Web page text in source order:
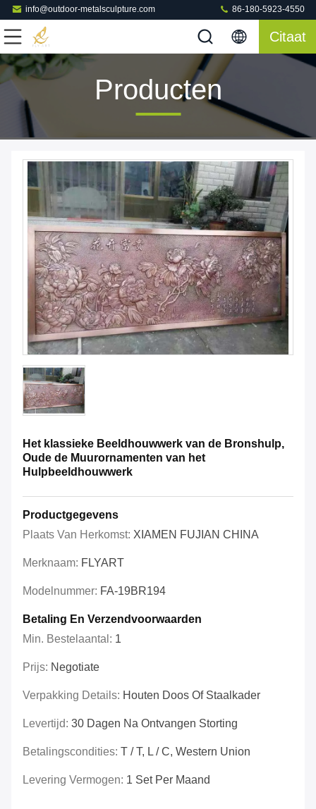
info@outdoor-metalsculpture.com 86-180-5923-4550
Citaat
Producten
Het klassieke Beeldhouwwerk van de Bronshulp,
Oude de Muurornamenten van het
Hulpbeeldhouwwerk
Productgegevens
Plaats Van Herkomst: XIAMEN FUJIAN CHINA
Merknaam: FLYART
Modelnummer: FA-19BR194
Betaling En Verzendvoorwaarden
Min. Bestelaantal: 1
Prijs: Negotiate
Verpakking Details: Houten Doos Of Staalkader
Levertijd: 30 Dagen Na Ontvangen Storting
Betalingscondities: T / T, L / C, Western Union
Levering Vermogen: 1 Set Per Maand